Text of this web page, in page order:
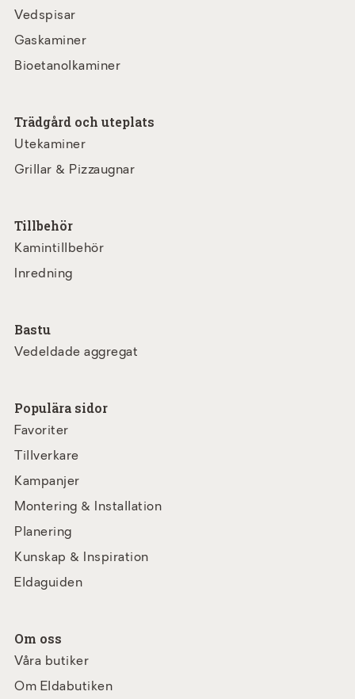
Vedspisar
Gaskaminer
Bioetanolkaminer
Trädgård och uteplats
Utekaminer
Grillar & Pizzaugnar
Tillbehör
Kamintillbehör
Inredning
Bastu
Vedeldade aggregat
Populära sidor
Favoriter
Tillverkare
Kampanjer
Montering & Installation
Planering
Kunskap & Inspiration
Eldaguiden
Om oss
Våra butiker
Om Eldabutiken